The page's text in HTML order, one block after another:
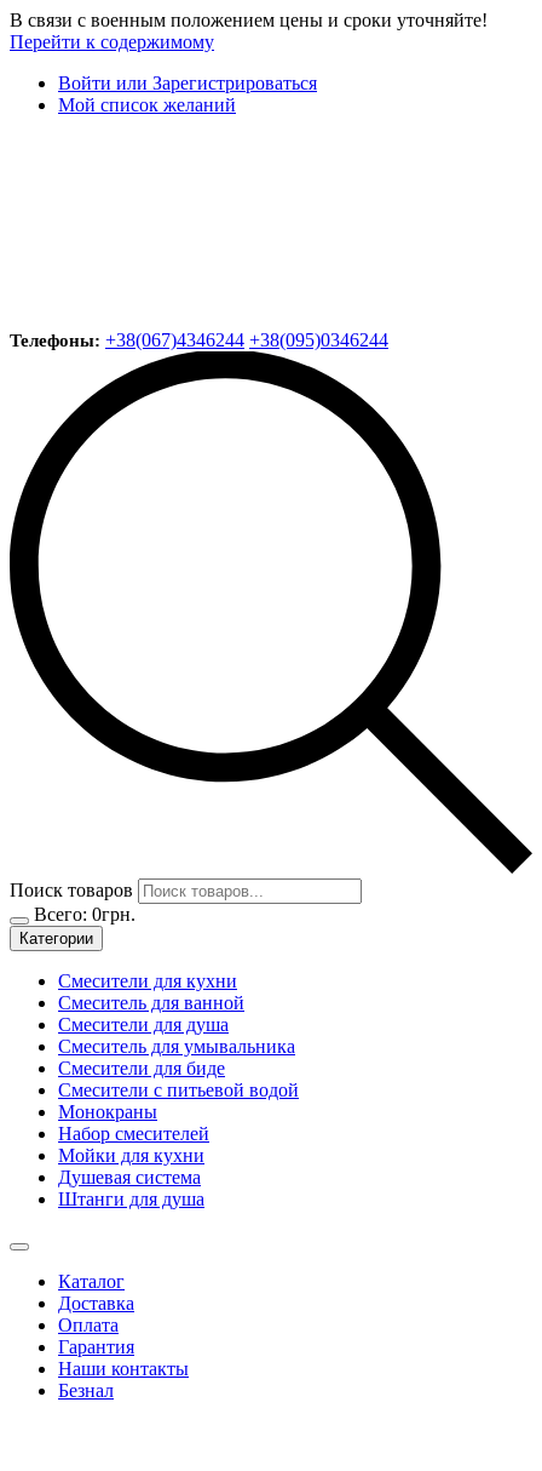
В связи с военным положением цены и сроки уточняйте!
Перейти к содержимому
Войти или Зарегистрироваться
Мой список желаний
Телефоны: +38(067)4346244 +38(095)0346244
Поиск товаров
Всего: 0грн.
Категории
Смесители для кухни
Смеситель для ванной
Смесители для душа
Смеситель для умывальника
Смесители для биде
Смесители с питьевой водой
Монокраны
Набор смесителей
Мойки для кухни
Душевая система
Штанги для душа
Каталог
Доставка
Оплата
Гарантия
Наши контакты
Безнал